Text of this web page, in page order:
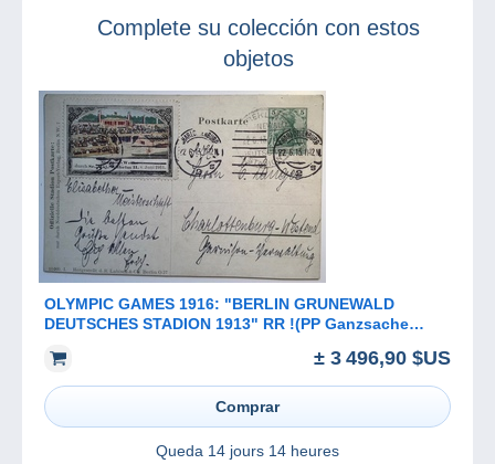
Complete su colección con estos
objetos
OLYMPIC GAMES 1916: "BERLIN GRUNEWALD
DEUTSCHES STADION 1913" RR !(PP Ganzsache
± 3 496,90 $US
Comprar
Queda 14 jours 14 heures